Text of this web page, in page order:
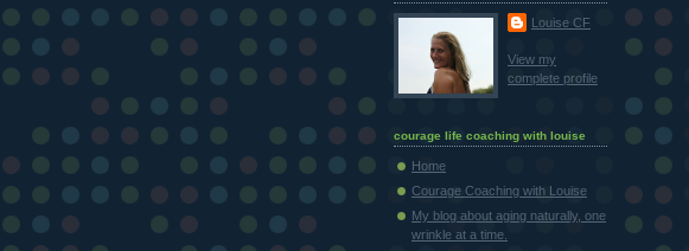
Louise CF
View my
complete profile
courage life coaching with louise
Home
Courage Coaching with Louise
My blog about aging naturally, one
wrinkle at a time.